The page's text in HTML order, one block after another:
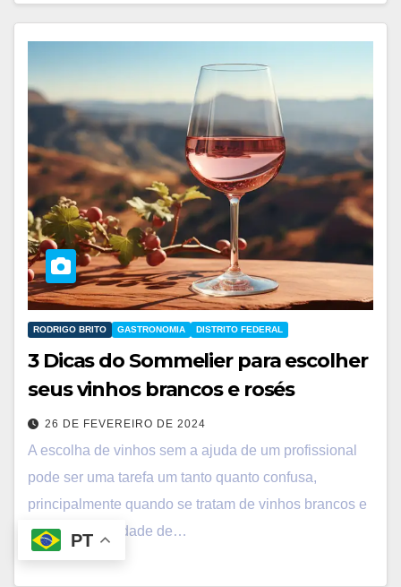
GASTRONOMIA DISTRITO FEDERAL
RODRIGO BRITO
3 Dicas do Sommelier para escolher
seus vinhos brancos e rosés
26 DE FEVEREIRO DE 2024
A escolha de vinhos sem a ajuda de um profissional
pode ser uma tarefa um tanto quanto confusa,
principalmente quando se tratam de vinhos brancos e
rosés. A quantidade de…
PT